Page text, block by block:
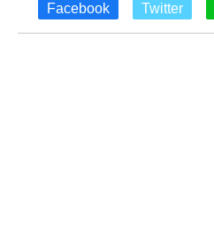
Facebook
Twitter